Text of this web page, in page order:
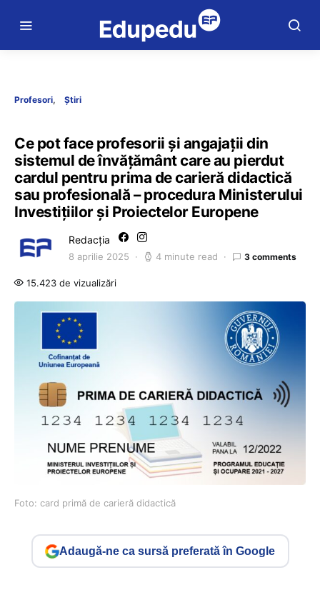
Profesori Știri
Ce pot face profesorii și angajații din
sistemul de învățământ care au pierdut
cardul pentru prima de carieră didactică
sau profesională – procedura Ministerului
Investițiilor și Proiectelor Europene
Redacția
8 aprilie 2025 4 minute read 3 comments
15.423 de vizualizări
Foto: card primă de carieră didactică
Adaugă-ne ca sursă preferată în Google